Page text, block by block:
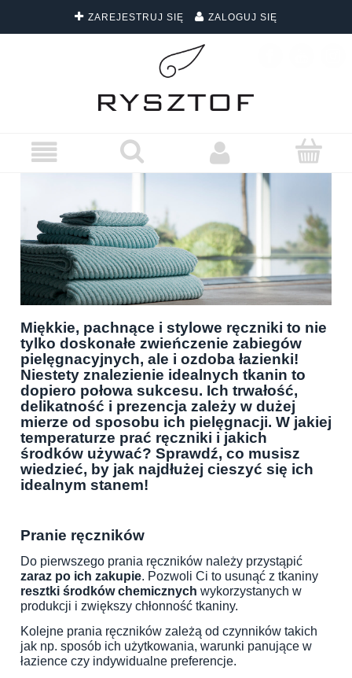
ZAREJESTRUJ SIĘ ZALOGUJ SIĘ
DARMOWA DOSTAWA WSZYSTKICH ZAMÓWIEŃ
Miękkie, pachnące i stylowe ręczniki to nie
tylko doskonałe zwieńczenie zabiegów
pielęgnacyjnych, ale i ozdoba łazienki!
Niestety znalezienie idealnych tkanin to
dopiero połowa sukcesu. Ich trwałość,
delikatność i prezencja zależy w dużej
mierze od sposobu ich pielęgnacji. W jakiej
temperaturze prać ręczniki i jakich
środków używać? Sprawdź, co musisz
wiedzieć, by jak najdłużej cieszyć się ich
idealnym stanem!
Pranie ręczników
Do pierwszego prania ręczników należy przystąpić
zaraz po ich zakupie. Pozwoli Ci to usunąć z tkaniny
resztki środków chemicznych wykorzystanych w
produkcji i zwiększy chłonność tkaniny.
Kolejne prania ręczników zależą od czynników takich
jak np. sposób ich użytkowania, warunki panujące w
łazience czy indywidualne preferencje.